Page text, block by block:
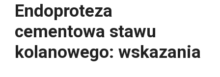
Endoproteza
cementowa stawu
kolanowego: wskazania